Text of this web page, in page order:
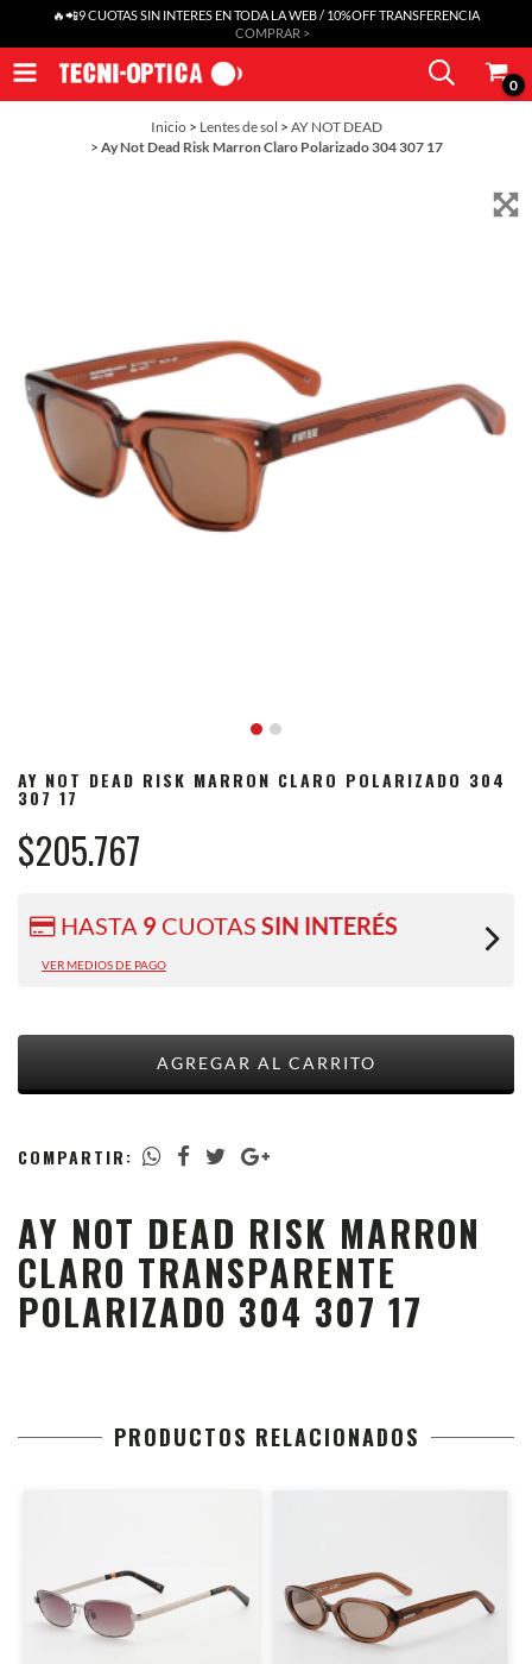
🔥📲9 CUOTAS SIN INTERES EN TODA LA WEB / 10%OFF TRANSFERENCIA
COMPRAR >
0
Inicio > Lentes de sol > AY NOT DEAD
> Ay Not Dead Risk Marron Claro Polarizado 304 307 17
AY NOT DEAD RISK MARRON CLARO POLARIZADO 304
307 17
$205.767
HASTA 9 CUOTAS SIN INTERÉS
VER MEDIOS DE PAGO
COMPARTIR:
AY NOT DEAD RISK MARRON
CLARO TRANSPARENTE
POLARIZADO 304 307 17
PRODUCTOS RELACIONADOS